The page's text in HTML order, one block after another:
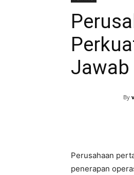
Jawab
By
Perusahaan
penerapan